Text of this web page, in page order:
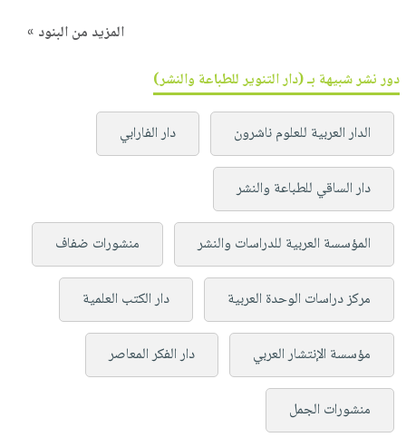
المزيد من البنود »
دور نشر شبيهة بـ (دار التنوير للطباعة والنشر)
الدار العربية للعلوم ناشرون دار الفارابي
دار الساقي للطباعة والنشر
المؤسسة العربية للدراسات والنشر منشورات ضفاف
مركز دراسات الوحدة العربية دار الكتب العلمية
مؤسسة الإنتشار العربي دار الفكر المعاصر
منشورات الجمل